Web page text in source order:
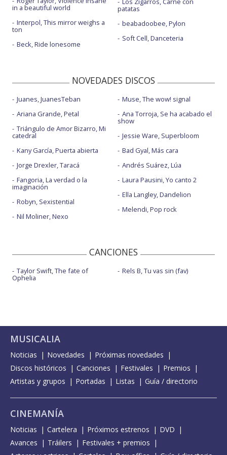
Wish you were gay - Live
Xanny
You should see me in a crown
in a beautiful world
Interpol, This mirror weighs a
ton
Beck, Ride lonesome
patatas
beabadoobee, Pylon
Soft Cell, Danceteria
NOVEDADES DISCOS
Juanes, JuanesTeban
Ariana Grande, Petal
Triángulo de Amor Bizarro, Mi
catedral
Kany García, Puerta abierta
Jorge Drexler, Taracá
Fangoria, La verdad o la
imaginación
Robyn, Sexistential
Nil Moliner, Nexo
Muse, The wow! signal
Ana Torroja, Se ha acabado el
show
Jessie Ware, Superbloom
Bad Gyal, Más cara
Andrés Suárez, Lúa
Laura Pausini, Yo canto 2
Ella Langley, Dandelion
Melendi, Pop rock
CANCIONES
Taylor Swift, The fate of
Ophelia
Rels B, Tu vas sin (fav)
MUSICALIA
Noticias Novedades
Próximas novedades
Discos históricos
Canciones Festivales
Premios
Artistas y grupos
Portadas Listas Guía / directorio
CINEMANÍA
Noticias Cartelera Próximos estrenos
DVD
Avances
Tráilers
Festivales + premios